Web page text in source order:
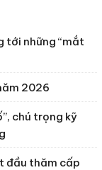
tới những “mắt
2026
chú trọng kỹ
đầu thăm cấp